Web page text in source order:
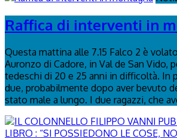
Raffica di interventi in
Questa mattina alle 7.15 Falco 2 è
Auronzo di Cadore, in Val de San Vido,
tedeschi di 20 e 25 anni in difficoltà. In
due, probabilmente dopo aver bevuto
stato male a lungo. I due ragazzi, che